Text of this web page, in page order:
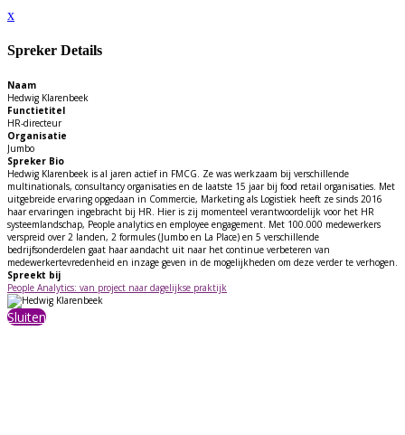
x
Spreker Details
Naam
Hedwig Klarenbeek
Functietitel
HR-directeur
Organisatie
Jumbo
Spreker Bio
Hedwig Klarenbeek is al jaren actief in FMCG. Ze was werkzaam bij verschillende
multinationals, consultancy organisaties en de laatste 15 jaar bij food retail organisaties. Met
uitgebreide ervaring opgedaan in Commercie, Marketing als Logistiek heeft ze sinds 2016
haar ervaringen ingebracht bij HR. Hier is zij momenteel verantwoordelijk voor het HR
systeemlandschap, People analytics en employee engagement. Met 100.000 medewerkers
verspreid over 2 landen, 2 formules (Jumbo en La Place) en 5 verschillende
bedrijfsonderdelen gaat haar aandacht uit naar het continue verbeteren van
medewerkertevredenheid en inzage geven in de mogelijkheden om deze verder te verhogen.
Spreekt bij
People Analytics: van project naar dagelijkse praktijk
Sluiten